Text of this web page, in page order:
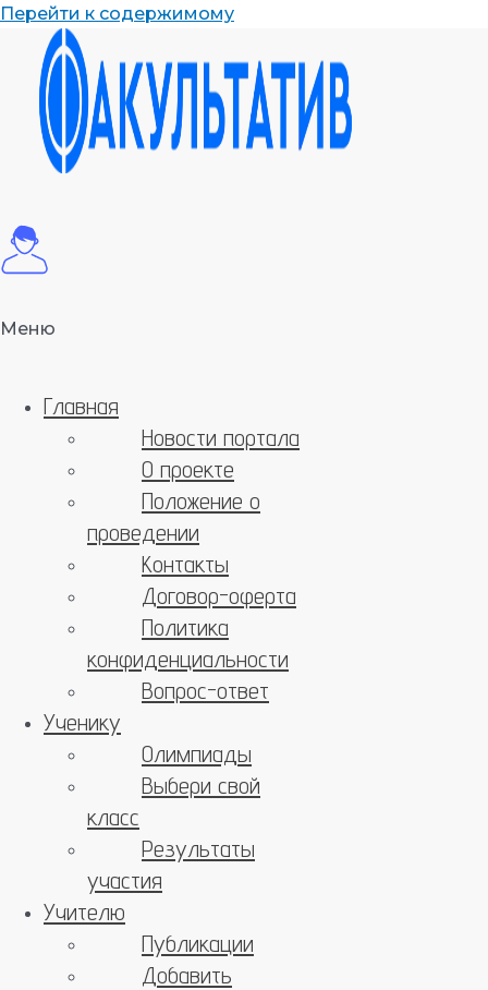
Перейти к содержимому
Меню
Главная
Новости портала
О проекте
Положение о
проведении
Контакты
Договор-оферта
Политика
конфиденциальности
Вопрос-ответ
Ученику
Олимпиады
Выбери свой
класс
Результаты
участия
Учителю
Публикации
Добавить